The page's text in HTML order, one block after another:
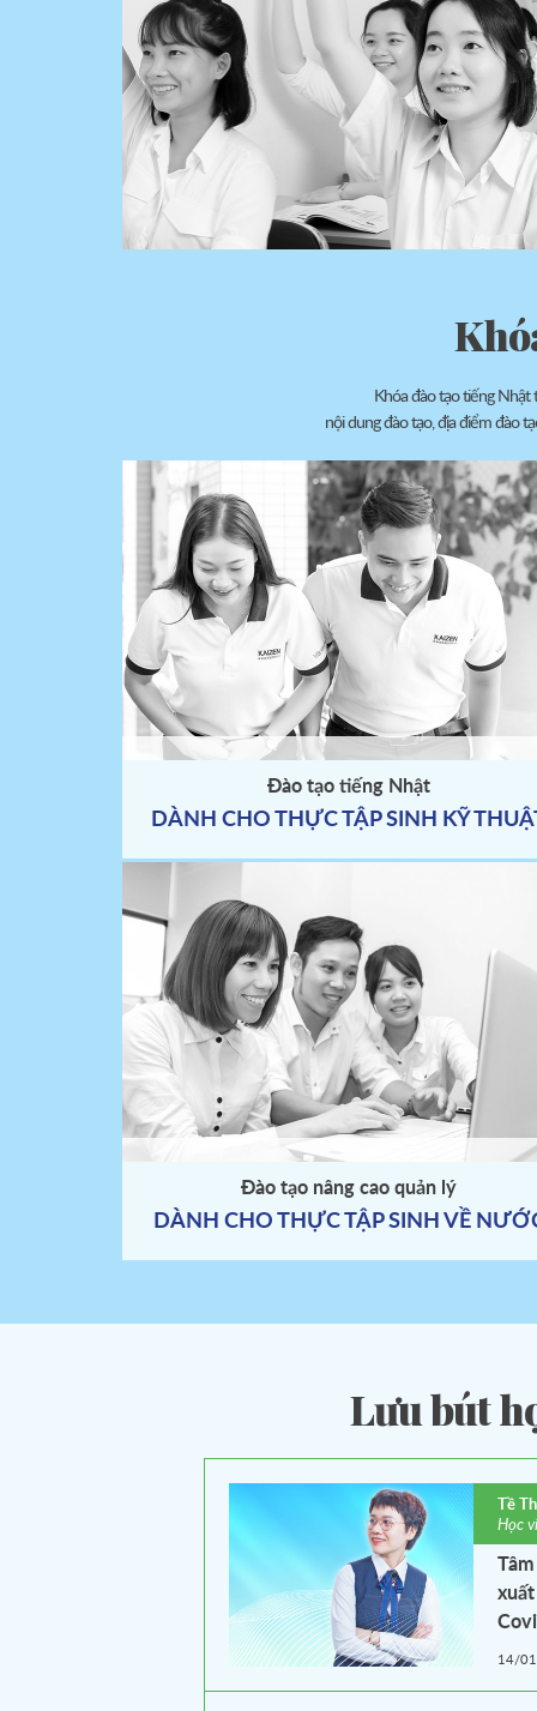
Khóa đào tạo tiếng Nhật
nội dung đào tạo, địa điểm đào
Đào tạo tiếng Nhật
DÀNH CHO THỰC TẬP SINH KỸ
Đào tạo nâng cao quản lý
DÀNH CHO THỰC TẬP SINH VỀ
Lưu bút
Tề
Học
14/
Trụ sở chính KaizenYoshidaSchool
40/12 – 40/14 Ấp Bắc, P. Tân Bình, Thành
phố Hồ Chí Minh
Tel:
(028) 62 666 222
(028) 62 886 383
Email:
contact@kaizen.vn
KẾT